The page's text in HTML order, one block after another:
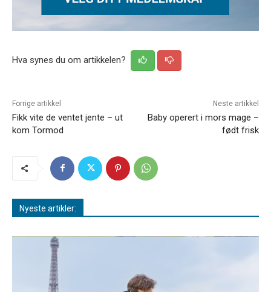
Hva synes du om artikkelen?
Forrige artikkel
Fikk vite de ventet jente – ut
kom Tormod
Neste artikkel
Baby operert i mors mage –
født frisk
Nyeste artikler: